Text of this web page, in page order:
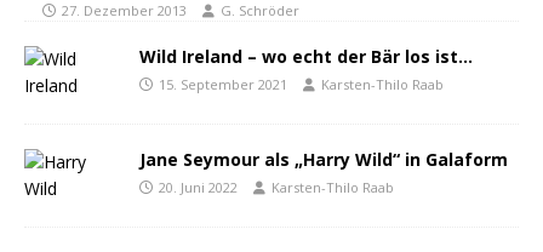
27. Dezember 2013 G. Schröder
Wild Ireland – wo echt der Bär los ist…
15. September 2021 Karsten-Thilo Raab
Jane Seymour als „Harry Wild“ in Galaform
20. Juni 2022 Karsten-Thilo Raab